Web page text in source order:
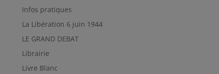
Infos pratiques
La Libération 6 juin 1944
LE GRAND DEBAT
Librairie
Livre Blanc